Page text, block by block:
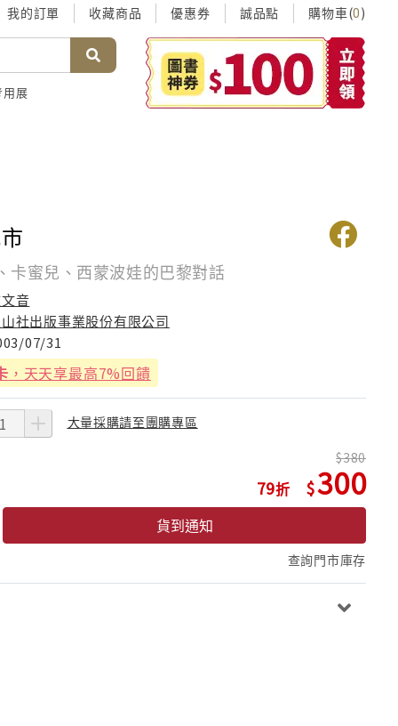
我的訂單 收藏商品 優惠券 誠品點 購物車(0)
用展
卡蜜兒、西蒙波娃的巴黎對話
音
社出版事業股份有限公司
07/31
，天天享最高7%回饋
大量採購請至團購專區
79
380
300
貨到通知
查詢門市庫存